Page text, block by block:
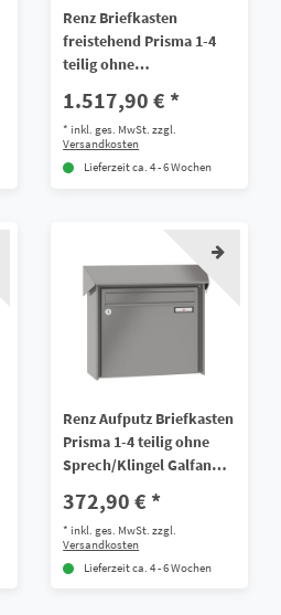
Renz Briefkasten
freistehend Prisma 1-4
teilig ohne
Edelstahl
1.517,90 € *
*inkl. ges. MwSt. zzgl.
Versandkosten
Lieferzeit ca. 4 - 6 Wochen
Renz Aufputz Briefkasten
Prisma 1-4 teilig ohne
Sprech/Klingel Galfan
372,90 € *
*inkl. ges. MwSt. zzgl.
Versandkosten
Lieferzeit ca. 4 - 6 Wochen